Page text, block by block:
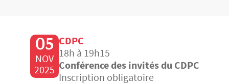
05
NOV
2025
CDPC
18h à 19h15
Conférence des invités du CDPC
Inscription obligatoire